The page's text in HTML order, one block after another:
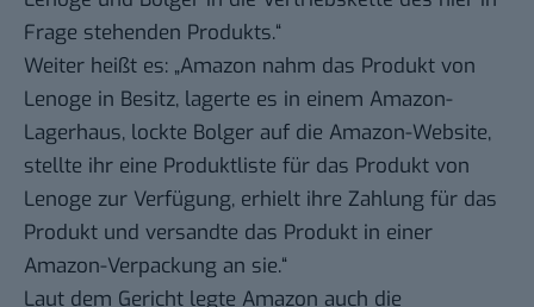
Frage stehenden Produkts.“
Weiter heißt es: „Amazon nahm das Produkt von
Lenoge in Besitz, lagerte es in einem Amazon-
Lagerhaus, lockte Bolger auf die Amazon-Website,
stellte ihr eine Produktliste für das Produkt von
Lenoge zur Verfügung, erhielt ihre Zahlung für das
Produkt und versandte das Produkt in einer
Amazon-Verpackung an sie.“
Laut dem Gericht legte Amazon auch die